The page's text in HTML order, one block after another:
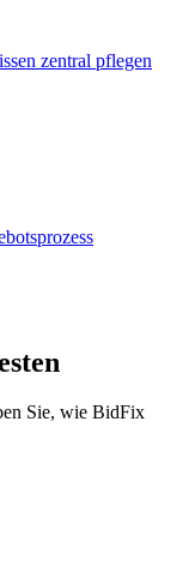
zentral pflegen
Sie, wie BidFix